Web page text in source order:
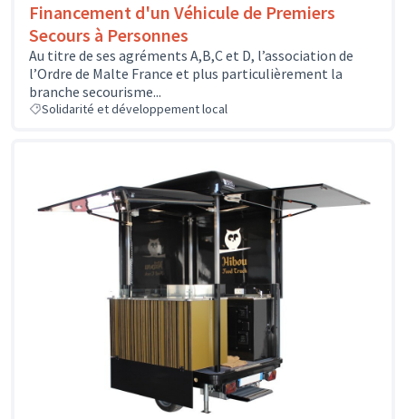
Financement d'un Véhicule de Premiers
Secours à Personnes
Au titre de ses agréments A,B,C et D, l’association de
l’Ordre de Malte France et plus particulièrement la
branche secourisme...
Solidarité et développement local